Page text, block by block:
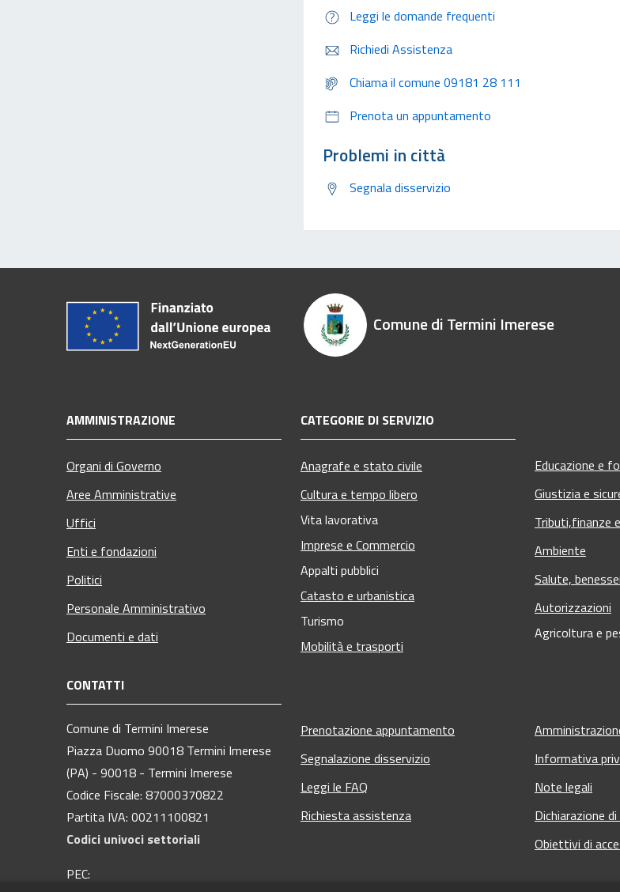
Leggi le domande frequenti
Richiedi Assistenza
Chiama il comune 09181 28 111
Prenota un appuntamento
Problemi in città
Segnala disservizio
Comune di Termini Imerese
AMMINISTRAZIONE
Organi di Governo
Aree Amministrative
Uffici
Enti e fondazioni
Politici
Personale Amministrativo
Documenti e dati
CATEGORIE DI SERVIZIO
Anagrafe e stato civile
Cultura e tempo libero
Vita lavorativa
Imprese e Commercio
Appalti pubblici
Catasto e urbanistica
Turismo
Mobilità e trasporti
Educazione e
Giustizia e
Tributi,finanze
Ambiente
Salute,
Autorizzazioni
Agricoltura e
CONTATTI
Comune di Termini Imerese
Piazza Duomo 90018 Termini Imerese
(PA) - 90018 - Termini Imerese
Codice Fiscale: 87000370822
Partita IVA: 00211100821
Codici univoci settoriali
PEC:
Prenotazione appuntamento
Segnalazione disservizio
Leggi le FAQ
Richiesta assistenza
Informativa
Note legali
Dichiarazione
Obiettivi di